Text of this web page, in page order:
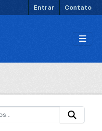
Entrar Contato